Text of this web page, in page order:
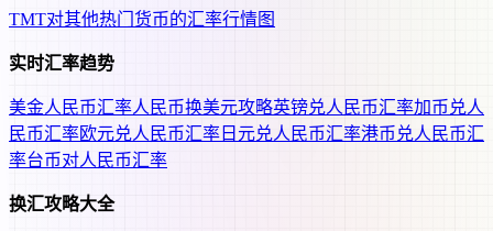
TMT对其他热门货币的汇率行情图
实时汇率趋势
美金人民币汇率人民币换美元攻略英镑兑人民币汇率加币兑人
民币汇率欧元兑人民币汇率 日元兑人民币汇率港币兑人民币汇
率台币对人民币汇率
换汇攻略大全